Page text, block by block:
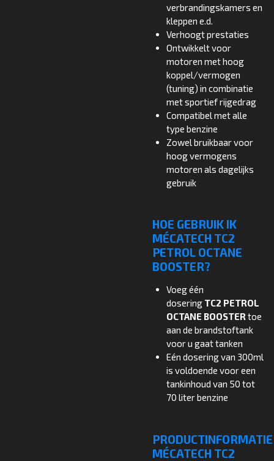
verbrandingskamers en
kleppen e.d.
Verhoogt prestaties
Ontwikkelt voor
motoren met hoog
koppel/vermogen
(tuning) in combinatie
met sportief rijgedrag
Compatibel met alle
type benzine
Zowel bruikbaar voor
hoog vermogens
motoren als dagelijks
gebruik
HOE GEBRUIK IK
MÉCATECH TC2
PETROL OCTANE
BOOSTER?
Voeg één
dosering TC2 PETROL
OCTANE BOOSTER toe
aan de brandstoftank
voor u gaat tanken
Eén dosering van 300ml
is voldoende voor een
tankinhoud van 50 tot
70 liter benzine
PRODUCTINFORMATIE
MÉCATECH TC2